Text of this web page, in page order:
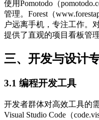
使用Pomotodo（
管理。Forest（
户远离手机，专注工作。
提供了直观的项目看板管理
三、开发与设计
3.1 编程开发工具
开发者群体对高效工具的
Visual Studio Code（